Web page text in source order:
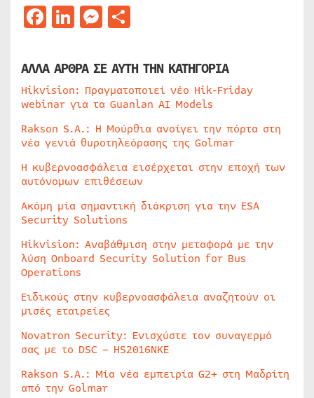
Facebook
LinkedIn
Messenger
ΑΛΛΑ ΑΡΘΡΑ ΣΕ ΑΥΤΗ ΤΗΝ ΚΑΤΗΓΟΡΙΑ
Hikvision: Πραγματοποιεί νέο Hik-Friday
webinar για τα Guanlan AI Models
Rakson S.A.: Η Μούρθια ανοίγει την πόρτα στη
νέα γενιά θυροτηλεόρασης της Golmar
Η κυβερνοασφάλεια εισέρχεται στην εποχή των
αυτόνομων επιθέσεων
Ακόμη μία σημαντική διάκριση για την ESA
Security Solutions
Hikvision: Αναβάθμιση στην μεταφορά με την
λύση Onboard Security Solution for Bus
Operations
Ειδικούς στην κυβερνοασφάλεια αναζητούν οι
μισές εταιρείες
Novatron Security: Ενισχύστε τον συναγερμό
σας με το DSC – HS2016NKE
Rakson S.A.: Μία νέα εμπειρία G2+ στη Μαδρίτη
από την Golmar